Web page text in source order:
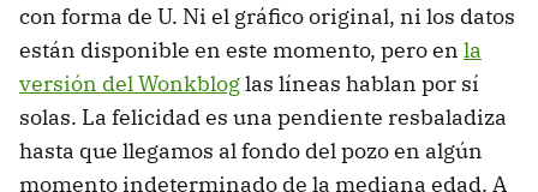
con forma de U. Ni el gráfico original, ni los datos
están disponible en este momento, pero en la
versión del Wonkbloglas líneas hablan por sí
solas. La felicidad es una pendiente resbaladiza
hasta que llegamos al fondo del pozo en algún
momento indeterminado de la mediana edad. A